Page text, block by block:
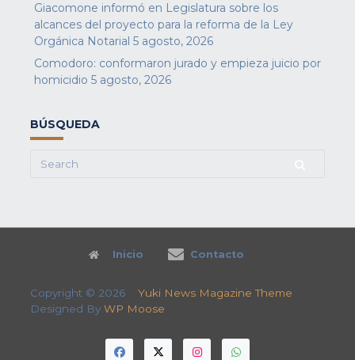
Giacomone informó en Legislatura sobre los
alcances del proyecto para la reforma de la Ley
Orgánica Notarial 5 agosto, 2026
Comodoro: conformaron jurado y empieza juicio por
homicidio 5 agosto, 2026
BÚSQUEDA
Search
Inicio Contacto
Copyright © 2026 Yuki News Magazine Theme
Designed By WP Moose